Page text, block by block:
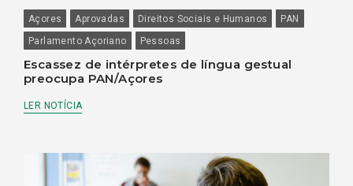
Açores Aprovadas Direitos Sociais e Humanos
PAN
Parlamento Açoriano
Pessoas
Escassez de intérpretes de língua gestual
preocupa PAN/Açores
LER NOTÍCIA